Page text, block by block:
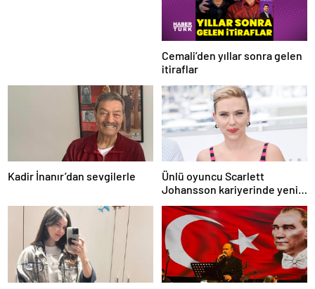
Cemali’den yıllar sonra gelen
itiraflar
Kadir İnanır’dan sevgilerle
Ünlü oyuncu Scarlett
Johansson kariyerinde yeni
bir sayfa açıyor: Yönettiği ilk
film Cannes’da